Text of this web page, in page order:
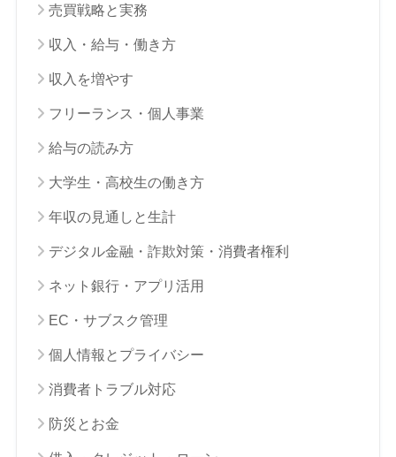
売買戦略と実務
収入・給与・働き方
収入を増やす
フリーランス・個人事業
給与の読み方
大学生・高校生の働き方
年収の見通しと生計
デジタル金融・詐欺対策・消費者権利
ネット銀行・アプリ活用
EC・サブスク管理
個人情報とプライバシー
消費者トラブル対応
防災とお金